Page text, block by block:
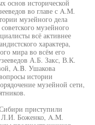
основ исторической
во главе с A.M.
музейного дела
музейного
всё активнее
характера,
мира во всём его
А.Б. Закс, В.К.
A.B. Ушакова
истории
музейной сети,
приступили
Л.И. Боженко, A.M.